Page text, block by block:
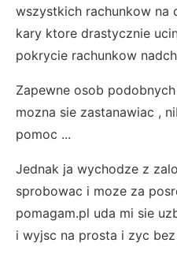
wszystkich rachunkow na
kary ktore drastycznie
pokrycie rachunkow
Zapewne osob
mozna sie zastanawiac ,
pomoc ...
Jednak ja wychodze z
sprobowac i moze za
pomagam.pl uda mi sie
i wyjsc na prosta i zyc